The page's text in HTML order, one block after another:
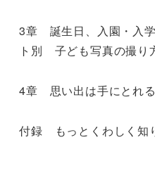
3章 誕生日、入園・入
ト別 子ども写真の撮り
4章 思い出は手にとれ
付録 もっとくわしく知